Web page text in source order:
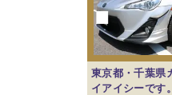
東京都・千葉県
イアイシーで